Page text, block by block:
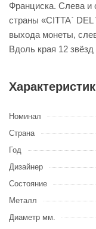
Франциска. Слева и
страны «CITTA`
выхода монеты,
Вдоль края 12
Номинал
Страна
Год
Дизайнер
Состояние
Металл
Диаметр мм.